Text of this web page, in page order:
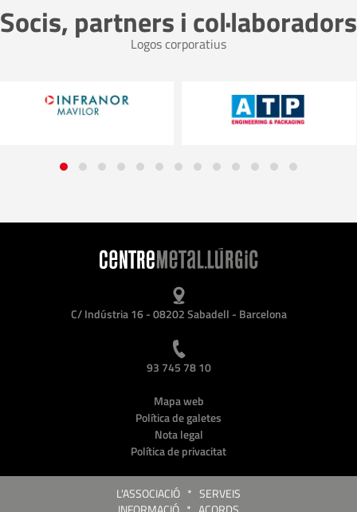
Socis, partners i col·laboradors
Logos corporatius
C/ Indústria 16 - 08202 Sabadell - Barcelona
93 745 78 10
Mapa web
Política de galetes
Nota legal
Política de privacitat
L'ASSOCIACIÓ * SERVEIS